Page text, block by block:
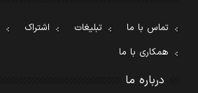
تماس با ما تبلیغات اشتراک
همکاری با ما
درباره ما